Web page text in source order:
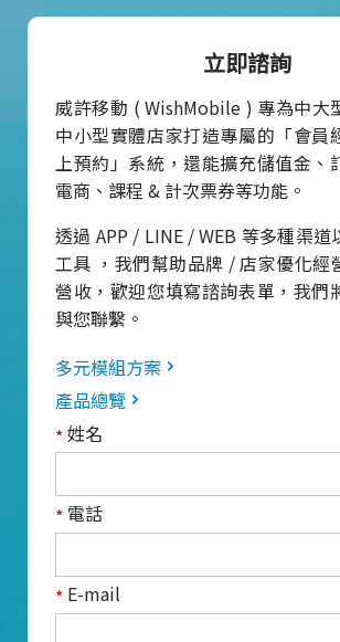
立即諮詢
威許移動 ( WishMobile ) 專為中大
中小型實體店家打造專屬的「會員
上預約」系統，還能擴充儲值金、
電商、課程 & 計次票券等功能。
透過 APP / LINE / WEB 等多種渠道
工具 ，我們幫助品牌 / 店家優化經
營收，歡迎您填寫諮詢表單，我們
與您聯繫。
多元模組方案
產品總覽
*姓名
* 電話
* E-mail